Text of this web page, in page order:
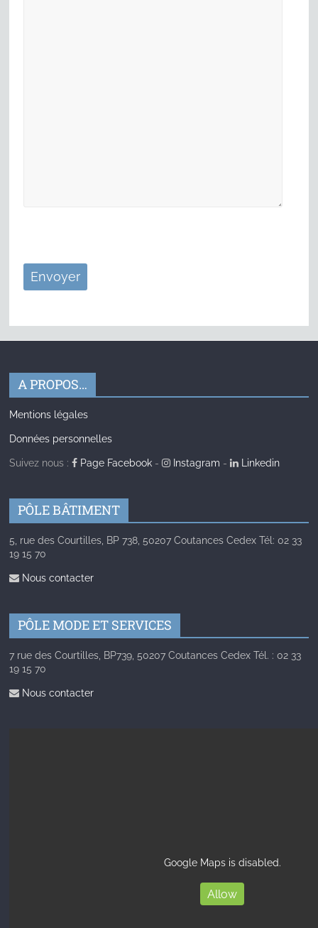
A PROPOS…
Mentions légales
Données personnelles
Suivez nous : Page Facebook - Instagram - Linkedin
PÔLE BÂTIMENT
5, rue des Courtilles, BP 738, 50207 Coutances Cedex Tél: 02 33
19 15 70
Nous contacter
PÔLE MODE ET SERVICES
7 rue des Courtilles, BP739, 50207 Coutances Cedex Tél. : 02 33
19 15 70
Nous contacter
Google Maps is disabled.
Allow